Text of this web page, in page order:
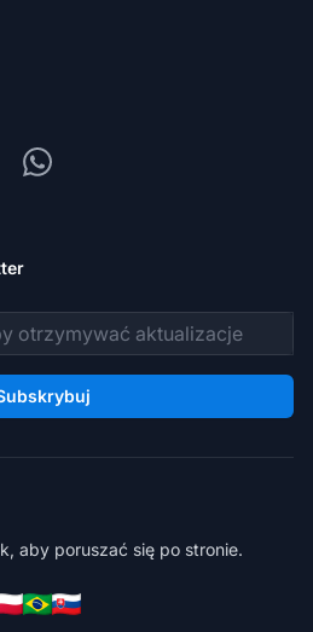
Whatsapp
aby poruszać się po stronie.